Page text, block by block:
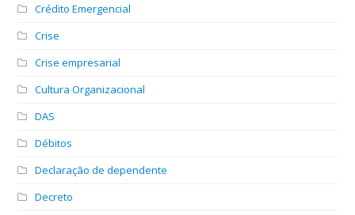
Crédito Emergencial
Crise
Crise empresarial
Cultura Organizacional
DAS
Débitos
Declaração de dependente
Decreto